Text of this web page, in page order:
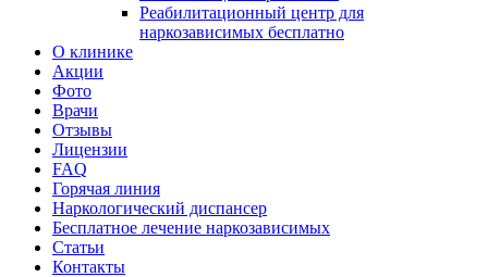
Реабилитационный центр для
наркозависимых бесплатно
О клинике
Акции
Фото
Врачи
Отзывы
Лицензии
FAQ
Горячая линия
Наркологический диспансер
Бесплатное лечение наркозависимых
Статьи
Контакты